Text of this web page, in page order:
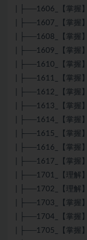
| ├──1606_【掌握
| ├──1607_【掌握
| ├──1608_【掌握
| ├──1609_【掌握
| ├──1610_【掌握
| ├──1611_【掌握
| ├──1612_【掌握
| ├──1613_【掌握
| ├──1614_【掌握
| ├──1615_【掌握
| ├──1616_【掌握
| ├──1617_【掌握
| ├──1701_【理解
| ├──1702_【理解
| ├──1703_【掌握
| ├──1704_【掌握
| ├──1705_【掌握